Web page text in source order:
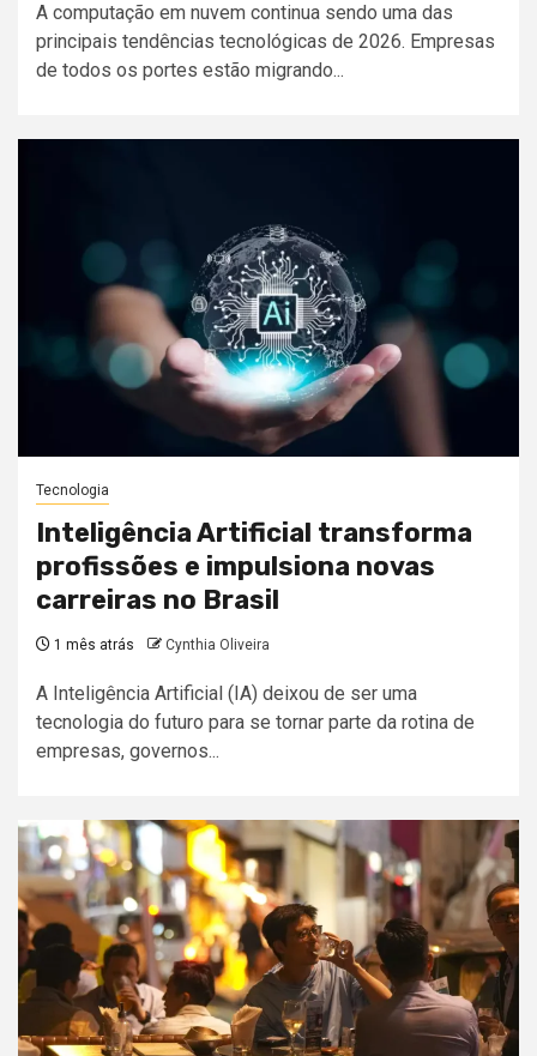
A computação em nuvem continua sendo uma das
principais tendências tecnológicas de 2026. Empresas
de todos os portes estão migrando...
Tecnologia
Inteligência Artificial transforma
profissões e impulsiona novas
carreiras no Brasil
1 mês atrás Cynthia Oliveira
A Inteligência Artificial (IA) deixou de ser uma
tecnologia do futuro para se tornar parte da rotina de
empresas, governos...